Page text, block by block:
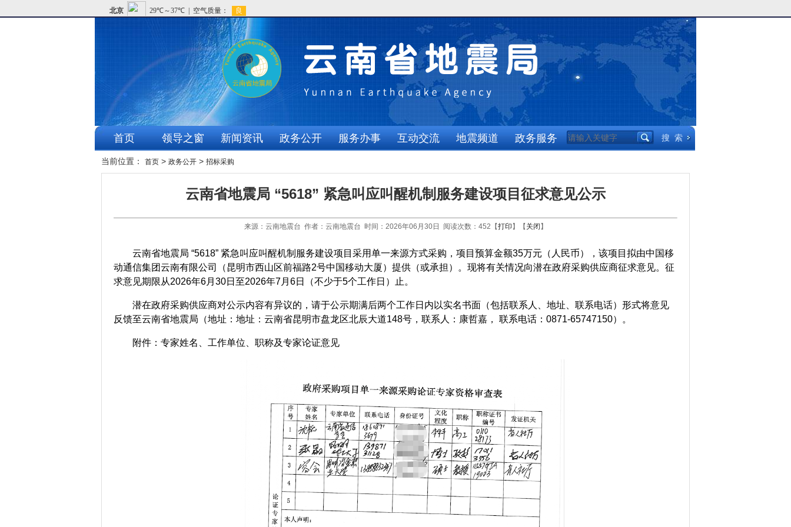
首页 领导之窗 新闻资讯 政务公开 服务办事 互动交流 地震频道 政务服务
当前位置： 首页 > 政务公开 > 招标采购
云南省地震局 “5618” 紧急叫应叫醒机制服务建设项目征求意见公示
来源：云南地震台 作者：云南地震台 时间：2026年06月30日 阅读次数： 452 【打印 】【 关闭 】
云南省地震局 “5618” 紧急叫应叫醒机制服务建设项目采用单一来源方式采购，项目预算金额35万元（人民币），该项目拟由中国移
动通信集团云南有限公司（昆明市西山区前福路2号中国移动大厦）提供（或承担）。现将有关情况向潜在政府采购供应商征求意见。征
求意见期限从2026年6月30日至2026年7月6日（不少于5个工作日）止。
潜在政府采购供应商对公示内容有异议的，请于公示期满后两个工作日内以实名书面（包括联系人、地址、联系电话）形式将意见
反馈至云南省地震局（地址：地址：云南省昆明市盘龙区北辰大道148号，联系人：康哲嘉， 联系电话：0871-65747150）。
附件：专家姓名、工作单位、职称及专家论证意见